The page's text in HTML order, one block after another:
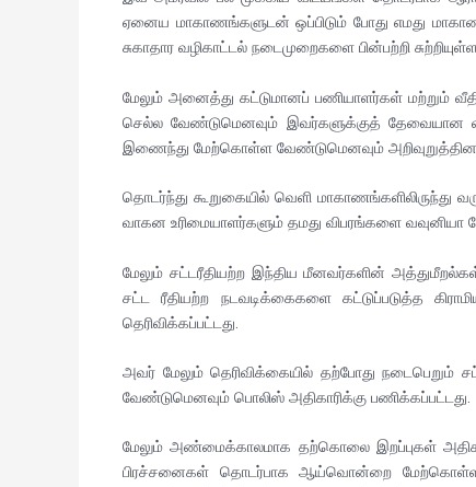
ஏனைய மாகாணங்களுடன் ஒப்பிடும் போது எமது
சுகாதார வழிகாட்டல் நடைமுறைகளை பின்பற்றி
மேலும் அனைத்து கட்டுமானப் பணியாளர்கள் மற்றும் வீதி
செல்ல வேண்டுமெனவும் இவர்களுக்குத் தேவையான
இணைந்து மேற்கொள்ள வேண்டுமெனவும்
தொடர்ந்து கூறுகையில் வெளி
வாகன உரிமையாளர்களும் தமது விபரங்களை வவுனியா
மேலும் சட்டரீதியற்ற இந்திய மீனவர்களின்
சட்ட ரீதியற்ற நடவடிக்கைகளை கட்டுப்படுத்த
தெரிவிக்கப்பட்டது.
அவர் மேலும் தெரிவிக்கையில் தற்போது
வேண்டுமெனவும் பொலிஸ் அதிகாரிக்கு பணிக்கப்பட்டது.
மேலும் அண்மைக்காலமாக தற்கொலை இறப்புகள்
பிரச்சனைகள் தொடர்பாக ஆய்வொன்றை மேற்கொள்ள